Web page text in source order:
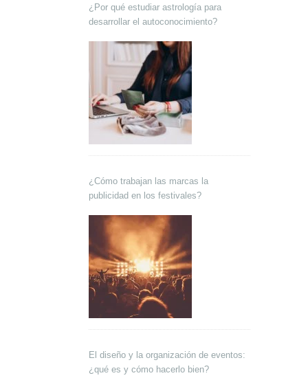
¿Por qué estudiar astrología para
desarrollar el autoconocimiento?
¿Cómo trabajan las marcas la
publicidad en los festivales?
El diseño y la organización de eventos:
¿qué es y cómo hacerlo bien?